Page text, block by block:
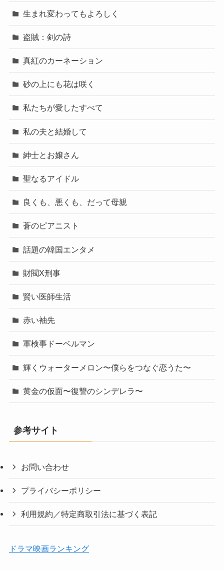
生まれ変わってもよろしく
盗賊：剣の詩
真紅のカーネーション
砂の上にも花は咲く
私たちが愛したすべて
私の夫と結婚して
紳士とお嬢さん
聖なるアイドル
良くも、悪くも、だって母親
蒼のピアニスト
話題の韓国エンタメ
財閥X刑事
賢い医師生活
赤い袖先
軍検事ドーベルマン
輝くウォーターメロン〜僕らをつなぐ恋うた〜
黄金の仮面〜復讐のシンデレラ〜
参考サイト
お問い合わせ
プライバシーポリシー
利用規約／特定商取引法に基づく表記
ドラマ映画ランキング